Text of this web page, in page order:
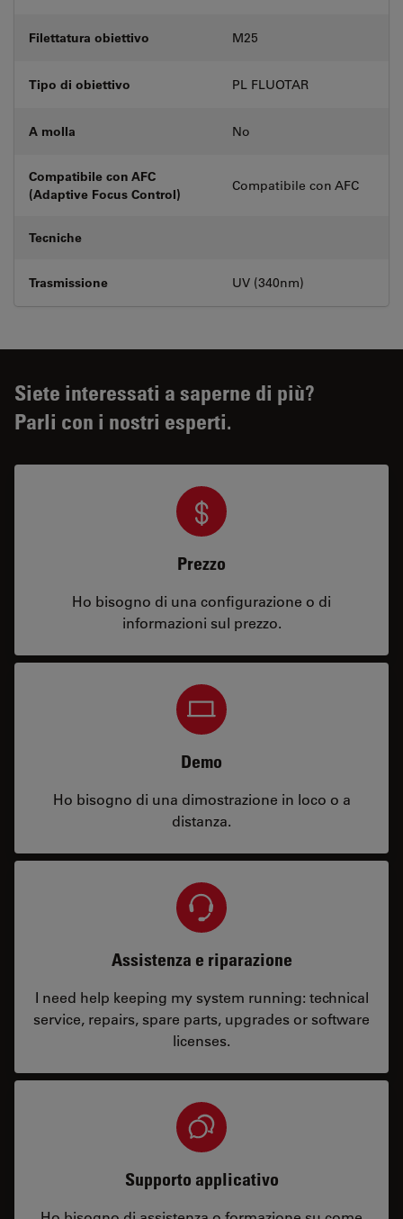
Filettatura obiettivo M25
Tipo di obiettivo PL FLUOTAR
A molla No
Compatibile con AFC
(Adaptive Focus Control)
Compatibile con AFC
Tecniche
Trasmissione UV (340nm)
Siete interessati a saperne di più?
Parli con i nostri esperti.
Prezzo
Ho bisogno di una configurazione o di
informazioni sul prezzo.
Demo
Ho bisogno di una dimostrazione in loco o a
distanza.
Assistenza e riparazione
I need help keeping my system running: technical
service, repairs, spare parts, upgrades or software
licenses.
Supporto applicativo